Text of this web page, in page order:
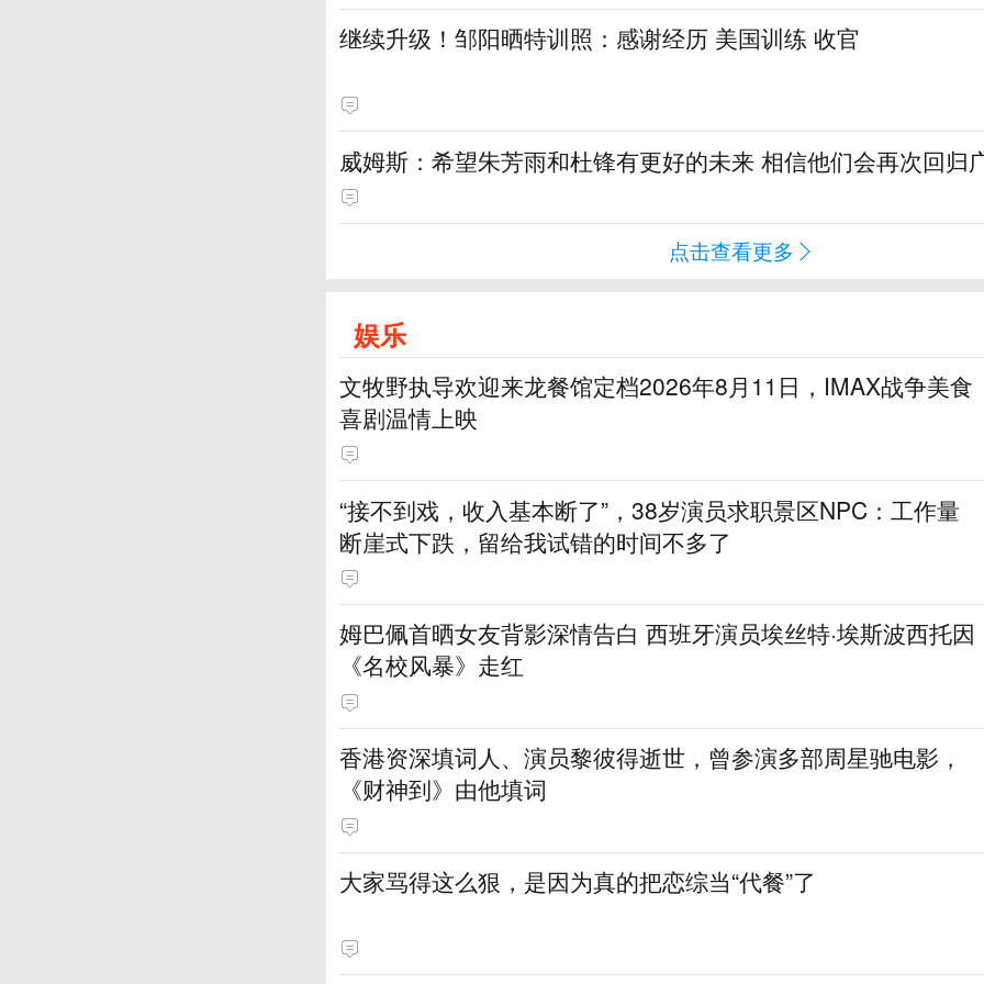
继续升级！邹阳晒特训照：感谢经历 美国训练 收官
威姆斯：希望朱芳雨和杜锋有更好的未来 相信他们会再次回归
点击查看更多
娱乐
文牧野执导欢迎来龙餐馆定档2026年8月11日，IMAX战争美食
喜剧温情上映
“接不到戏，收入基本断了”，38岁演员求职景区NPC：工作量
断崖式下跌，留给我试错的时间不多了
姆巴佩首晒女友背影深情告白 西班牙演员埃丝特·埃斯波西托因
《名校风暴》走红
香港资深填词人、演员黎彼得逝世，曾参演多部周星驰电影，
《财神到》由他填词
大家骂得这么狠，是因为真的把恋综当“代餐”了